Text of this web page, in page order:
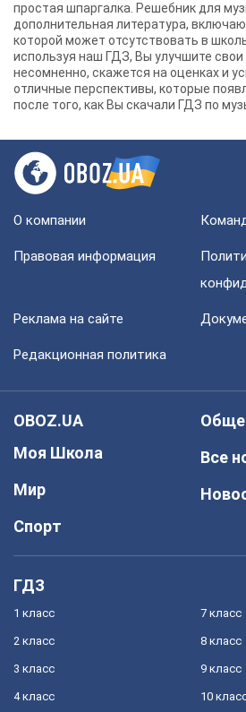
простая шпаргалка. Решебник для
дополнительная литература,
которой может отсутствовать в
используя наш ГДЗ, Вы улучшите
несомненно, скажется на оценках и
отличные перспективы, которые
после того, как Вы скачали ГДЗ по
О компании
Правовая информация
Реклама на сайте
Редакционная политика
OBOZ.UA
Моя Школа
Мир
Спорт
Все
ГДЗ
1 класс
2 класс
3 класс
4 класс
7 класс
8 класс
9 класс
10